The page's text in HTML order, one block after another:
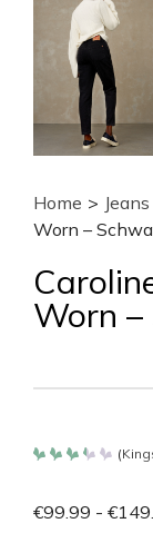
Home > Jeans
Worn –
Worn
von
(
€99.99 - €